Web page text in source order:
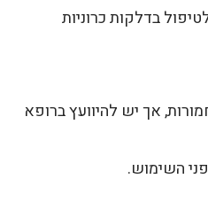
בדלקות כרוניות
אך יש להיוועץ ברופא
השימוש.